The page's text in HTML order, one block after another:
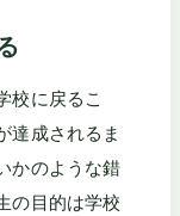
校に戻るこ
達成されるま
かのような錯
の目的は学校